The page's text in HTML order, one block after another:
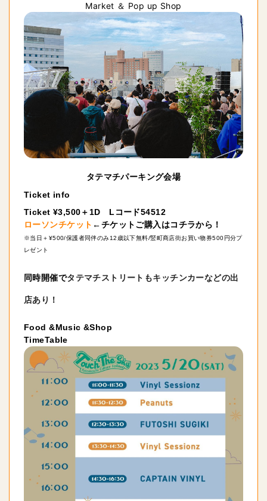
Market ＆ Pop up Shop
タテマチパーキング会場
Ticket info
Ticket ¥3,500＋ 1D Lコード54512
ローソンチケット ←チケットご購入はコチラから！
※当日＋¥500/保護者同伴のみ12歳以下無料/竪町商店街お買い物券500円分プ
レゼント
同時開催でタテマチストリートもキッチンカーなどの出
店あり！
TimeTable